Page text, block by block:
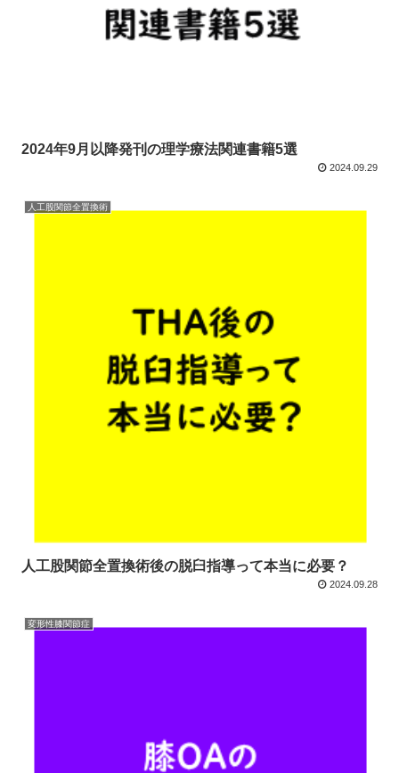
2024年9月以降発刊の理学療法関連書籍5選
2024.09.29
人工股関節全置換術
人工股関節全置換術後の脱臼指導って本当に必要？
2024.09.28
変形性膝関節症